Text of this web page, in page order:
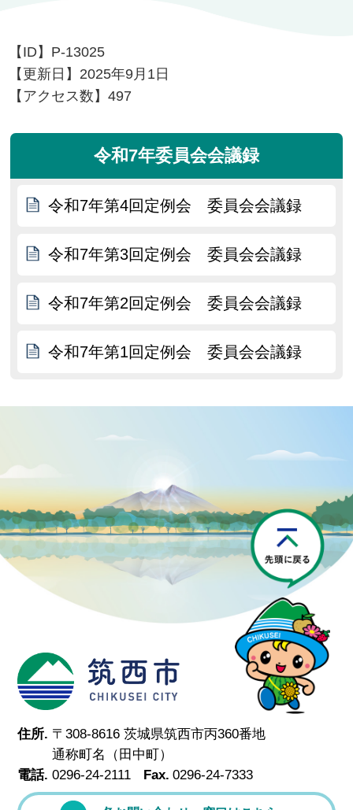
【ID】 P-13025
【更新日】 2025年9月1日
【アクセス数】497
令和7年委員会会議録
令和7年第4回定例会 委員会会議録
令和7年第3回定例会 委員会会議録
令和7年第2回定例会 委員会会議録
令和7年第1回定例会 委員会会議録
筑西市
住所. 〒308-8616 茨城県筑西市丙360番地
通称町名（田中町）
電話. 0296-24-2111 Fax. 0296-24-7333